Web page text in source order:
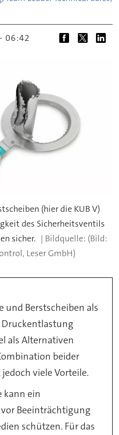
- 06:42
(hier die KUB V)
des Sicherheitsventils
sicher.
(Bild:
Leser GmbH)
und Berstscheiben als
als Alternativen
beider
viele Vorteile.
kann ein
Beeinträchtigung
schützen. Für das